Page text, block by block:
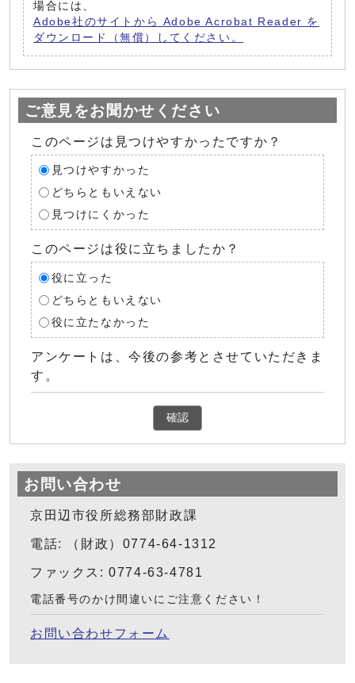
場合には、
Adobe社のサイトから Adobe Acrobat Reader を
ダウンロード（無償）してください。
ご意見をお聞かせください
このページは見つけやすかったですか？
見つけやすかった
どちらともいえない
見つけにくかった
このページは役に立ちましたか？
役に立った
どちらともいえない
役に立たなかった
アンケートは、今後の参考とさせていただきま
す。
確認
お問い合わせ
京田辺市役所総務部財政課
電話: （財政）0774-64-1312
ファックス: 0774-63-4781
電話番号のかけ間違いにご注意ください！
お問い合わせフォーム